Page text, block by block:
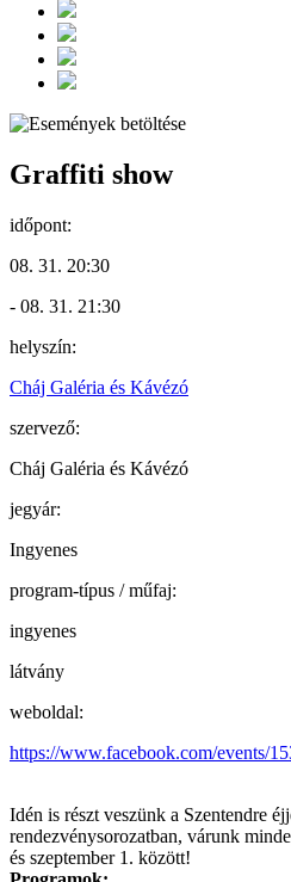
Graffiti show
időpont:
08. 31. 20:30
- 08. 31. 21:30
helyszín:
Cháj Galéria és Kávézó
szervező:
Cháj Galéria és Kávézó
jegyár:
Ingyenes
program-típus / műfaj:
ingyenes
látvány
weboldal:
https://www.facebook.com/events/
Idén is részt veszünk a Szentendre
rendezvénysorozatban, várunk
és szeptember 1. között!